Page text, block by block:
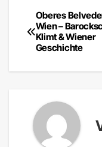
Oberes
Wien –
Klimt & Wiener
Geschichte